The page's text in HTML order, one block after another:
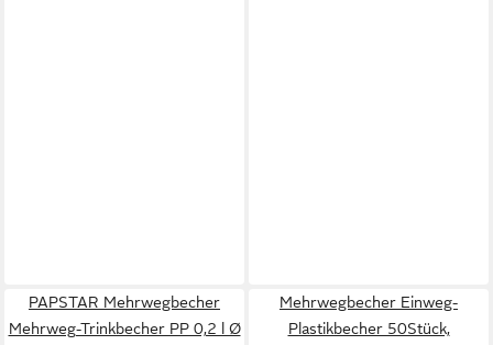
PAPSTAR Mehrwegbecher
Mehrweg-Trinkbecher PP 0,2 l Ø
Mehrwegbecher Einweg-
Plastikbecher 50Stück,